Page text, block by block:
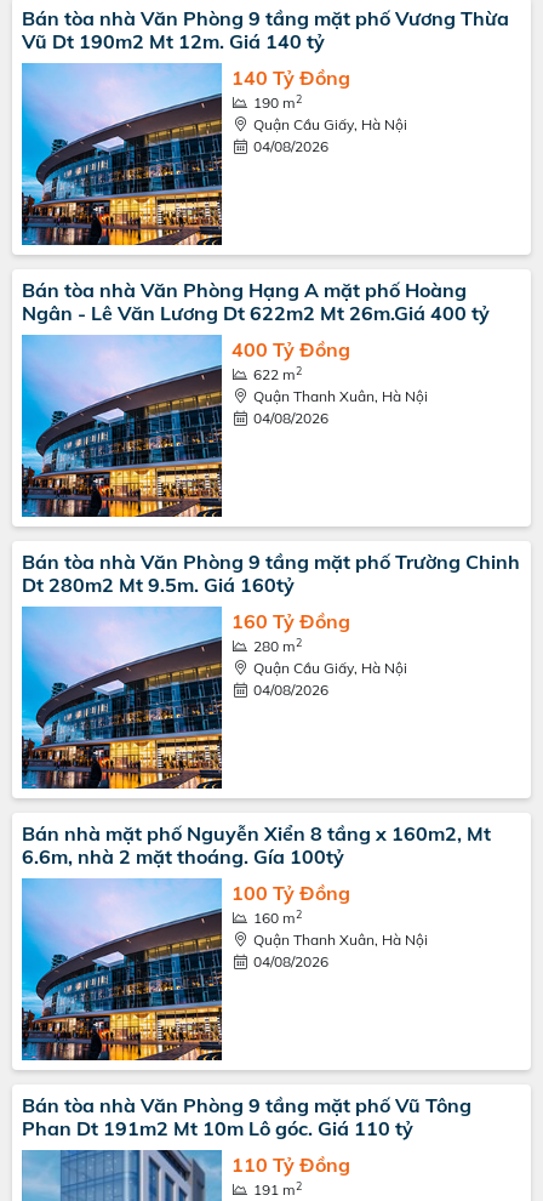
Bán tòa nhà Văn Phòng 9 tầng mặt phố Vương Thừa
Vũ Dt 190m2 Mt 12m. Giá 140 tỷ
140 Tỷ Đồng
190 m2
Quận Cầu Giấy, Hà Nội
04/08/2026
Bán tòa nhà Văn Phòng Hạng A mặt phố Hoàng
Ngân - Lê Văn Lương Dt 622m2 Mt 26m.Giá 400 tỷ
400 Tỷ Đồng
622 m2
Quận Thanh Xuân, Hà Nội
04/08/2026
Bán tòa nhà Văn Phòng 9 tầng mặt phố Trường Chinh
Dt 280m2 Mt 9.5m. Giá 160tỷ
160 Tỷ Đồng
280 m2
Quận Cầu Giấy, Hà Nội
04/08/2026
Bán nhà mặt phố Nguyễn Xiển 8 tầng x 160m2, Mt
6.6m, nhà 2 mặt thoáng. Gía 100tỷ
100 Tỷ Đồng
160 m2
Quận Thanh Xuân, Hà Nội
04/08/2026
Bán tòa nhà Văn Phòng 9 tầng mặt phố Vũ Tông
Phan Dt 191m2 Mt 10m Lô góc. Giá 110 tỷ
110 Tỷ Đồng
191 m2